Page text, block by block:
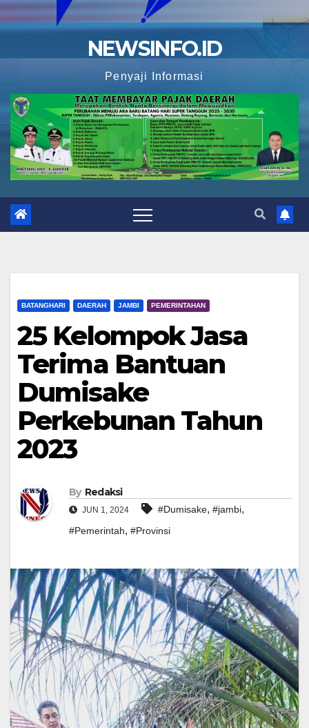
NEWSINFO.ID
Penyaji Informasi
BATANGHARI DAERAH JAMBI PEMERINTAHAN
25 Kelompok Jasa
Terima Bantuan
Dumisake
Perkebunan Tahun
2023
By Redaksi
JUN 1, 2024 #Dumisake, #jambi,
#Pemerintah, #Provinsi